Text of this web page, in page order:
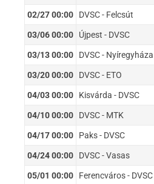
02/27 00:00 DVSC - Felcsút
03/06 00:00 Újpest - DVSC
03/13 00:00 DVSC - Nyíregyháza
03/20 00:00 DVSC - ETO
04/03 00:00 Kisvárda - DVSC
04/10 00:00 DVSC - MTK
04/17 00:00 Paks - DVSC
04/24 00:00 DVSC - Vasas
05/01 00:00 Ferencváros - DVSC